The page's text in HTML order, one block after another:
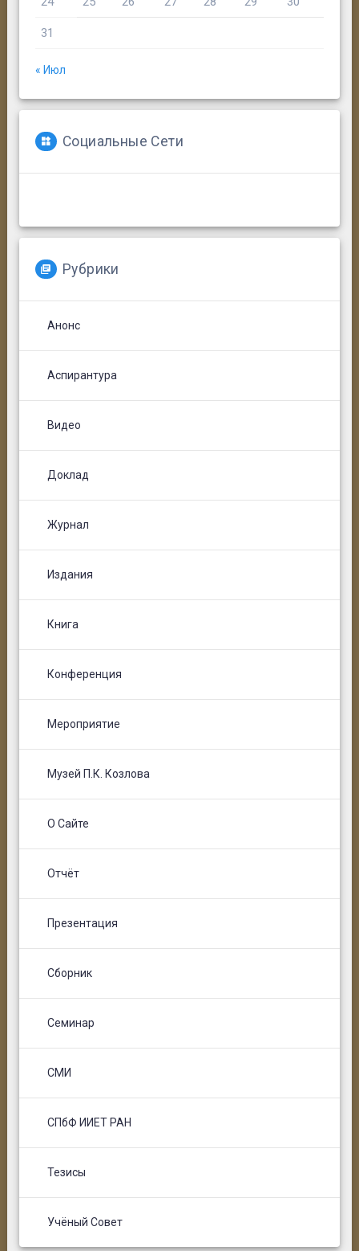
31
« Июл
Социальные Сети
Рубрики
Анонс
Аспирантура
Видео
Доклад
Журнал
Издания
Книга
Конференция
Мероприятие
Музей П.К. Козлова
О Сайте
Отчёт
Презентация
Сборник
Семинар
СМИ
СПбФ ИИЕТ РАН
Тезисы
Учёный Совет